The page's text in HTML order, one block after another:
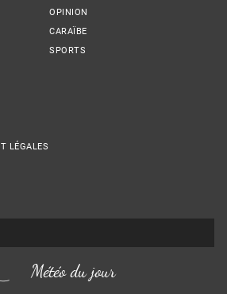
OPINION
CARAÏBE
SPORTS
LÉGALES
Météo du jour